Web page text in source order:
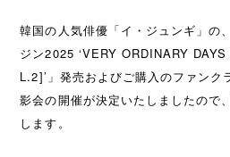
韓国の人気俳優「イ・ジュンギ」の
ジン2025 ‘VERY ORDINARY
L.2]’」発売およびご購入のファンク
影会の開催が決定いたしましたので
します。